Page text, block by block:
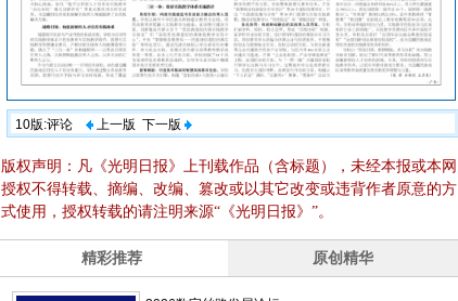
10版:评论 上一版 下一版
版权声明：凡《光明日报》上刊载作品（含标题），未经本报或本网
授权不得转载、摘编、改编、篡改或以其它改变或违背作者原意的方
式使用，授权转载的请注明来源“《光明日报》”。